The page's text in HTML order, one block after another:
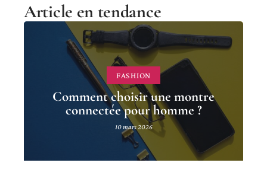
Article en tendance
FASHION
Comment choisir une montre
connectée pour homme ?
10 mars 2026